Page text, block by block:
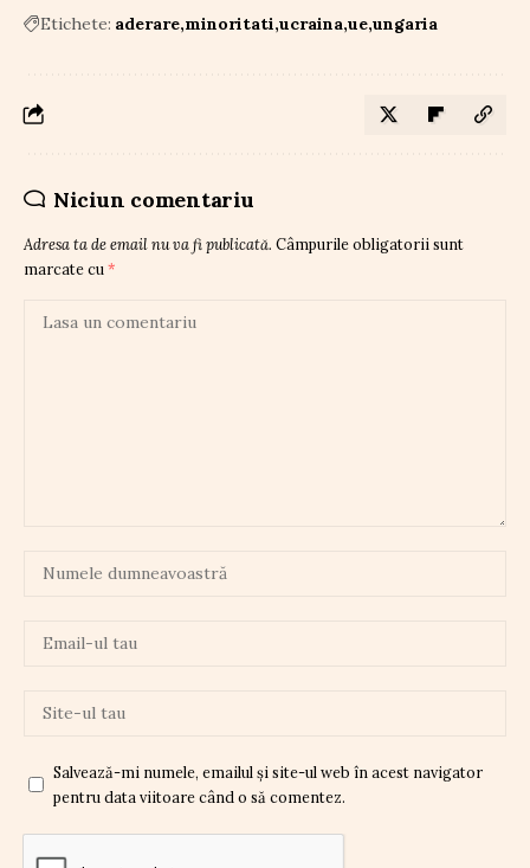
Etichete: aderare minoritati ucraina ue ungaria
Niciun comentariu
Adresa ta de email nu va fi publicată. Câmpurile obligatorii sunt
marcate cu *
Salvează-mi numele, emailul și site-ul web în acest navigator
pentru data viitoare când o să comentez.